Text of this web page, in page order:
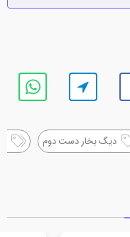
دیگ بخار دست دوم